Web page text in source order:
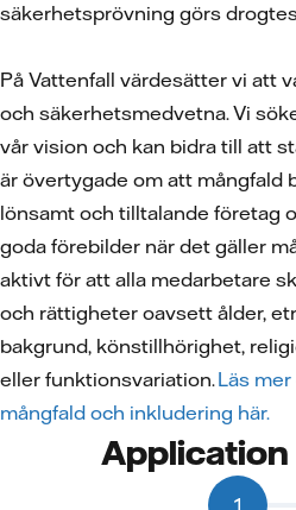
säkerhetsprövning görs
På Vattenfall värdesätter vi att
och säkerhetsmedvetna. Vi
vår vision och kan bidra till att
är övertygade om att mångfald
lönsamt och tilltalande företag
goda förebilder när det gäller
aktivt för att alla medarbetare
och rättigheter oavsett ålder,
bakgrund, könstillhörighet,
eller funktionsvariation.Läs
mångfald och inkludering här.
1